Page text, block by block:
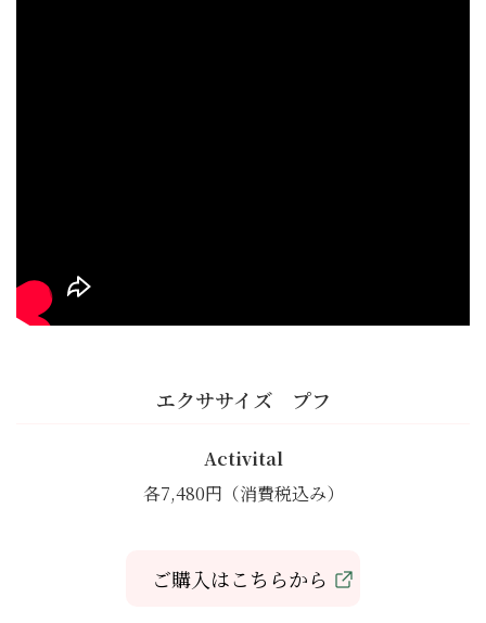
エクササイズ プフ
Activital
各7,480円（消費税込み）
ご購入はこちらから